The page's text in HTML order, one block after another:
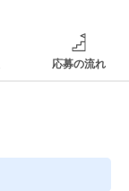
応募の流れ